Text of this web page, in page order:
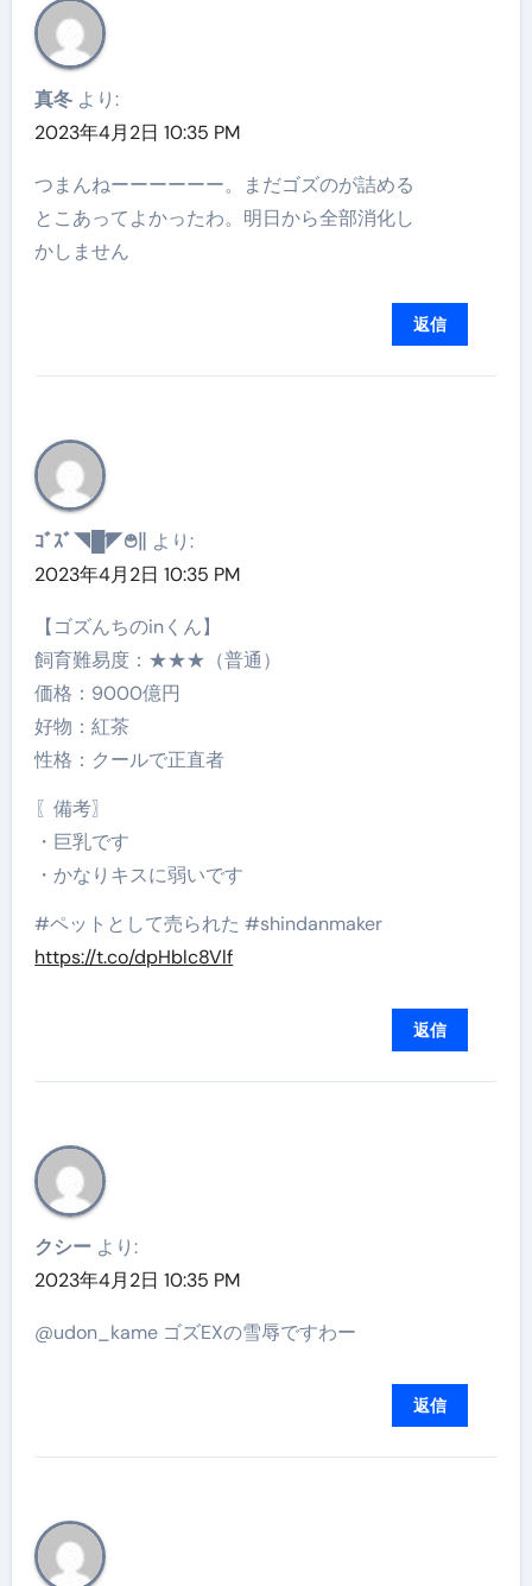
真冬 より:
2023年4月2日 10:35 PM
つまんねーーーーーー。まだゴズのが詰める
とこあってよかったわ。明日から全部消化し
かしません
返信
ｺﾞｽﾞ◥█̆̈◤࿉∥ より:
2023年4月2日 10:35 PM
【ゴズんちのinくん】
飼育難易度：★★★（普通）
価格：9000億円
好物：紅茶
性格：クールで正直者
〖備考〗
・巨乳です
・かなりキスに弱いです
#ペットとして売られた #shindanmaker
https://t.co/dpHblc8Vlf
返信
クシー より:
2023年4月2日 10:35 PM
@udon_kame ゴズEXの雪辱ですわー
返信